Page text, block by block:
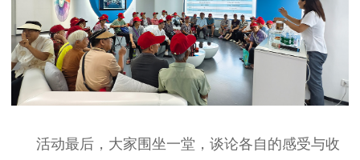
活动最后，大家围坐一堂，谈论各自的感受与收